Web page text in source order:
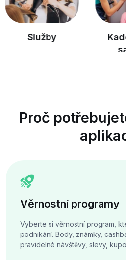
Služby
Proč
Věrnostní programy
Vyberte si věrnostní program,
podnikání. Body, známky,
pravidelné návštěvy, slevy,